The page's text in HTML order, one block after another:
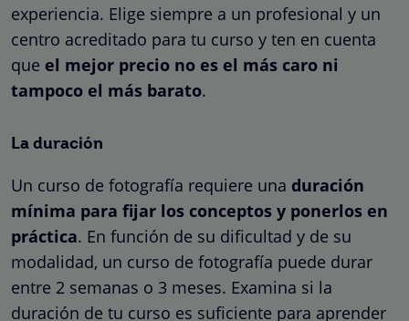
experiencia. Elige siempre a un profesional y un
centro acreditado para tu curso y ten en cuenta
que el mejor precio no es el más caro ni
tampoco el más barato.
La duración
Un curso de fotografía requiere una duración
mínima para fijar los conceptos y ponerlos en
práctica. En función de su dificultad y de su
modalidad, un curso de fotografía puede durar
entre 2 semanas o 3 meses. Examina si la
duración de tu curso es suficiente para aprender